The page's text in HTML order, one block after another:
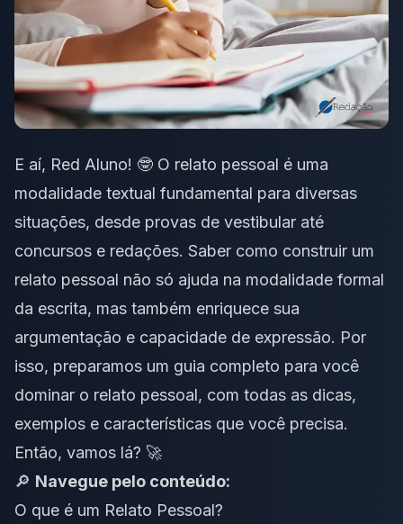
E aí, Red Aluno! 🤓 O relato pessoal é uma
modalidade textual fundamental para diversas
situações, desde provas de vestibular até
concursos e redações. Saber como construir um
relato pessoal não só ajuda na modalidade formal
da escrita, mas também enriquece sua
argumentação e capacidade de expressão. Por
isso, preparamos um guia completo para você
dominar o relato pessoal, com todas as dicas,
exemplos e características que você precisa.
Então, vamos lá? 🚀
🔎 Navegue pelo conteúdo:
O que é um Relato Pessoal?